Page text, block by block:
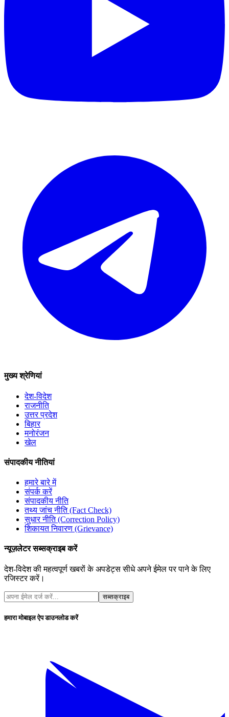
मुख्य श्रेणियां
देश-विदेश
राजनीति
उत्तर प्रदेश
बिहार
मनोरंजन
खेल
संपादकीय नीतियां
हमारे बारे में
संपर्क करें
संपादकीय नीति
तथ्य जांच नीति (Fact Check)
सुधार नीति (Correction Policy)
शिकायत निवारण (Grievance)
न्यूज़लेटर सब्सक्राइब करें
देश-विदेश की महत्वपूर्ण खबरों के अपडेट्स सीधे अपने ईमेल पर पाने के लिए
रजिस्टर करें।
सब्सक्राइब
हमारा मोबाइल ऐप डाउनलोड करें